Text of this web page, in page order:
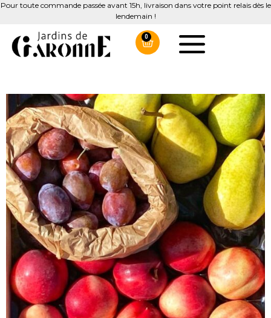
Pour toute commande passée avant 15h, livraison dans votre point relais dès le
lendemain !
0